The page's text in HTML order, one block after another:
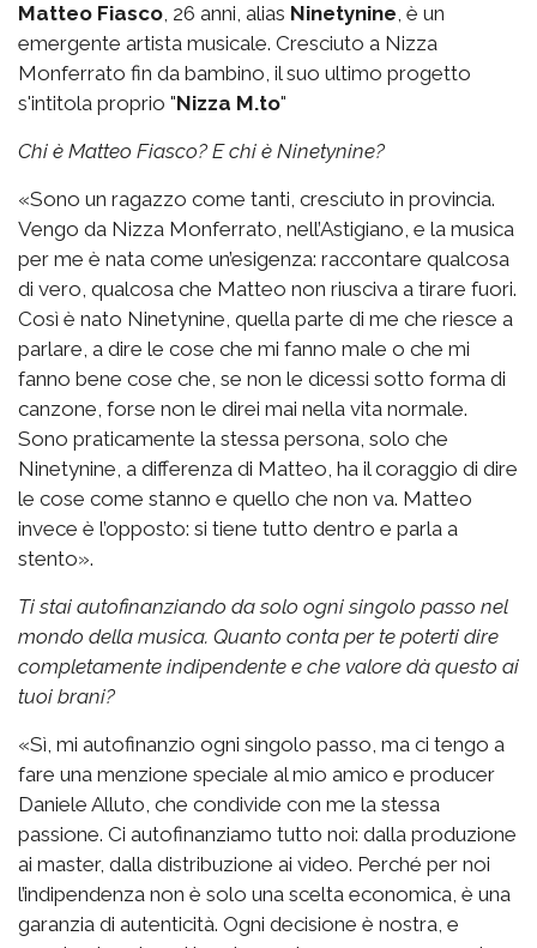
Matteo Fiasco, 26 anni, alias Ninetynine, è un
emergente artista musicale. Cresciuto a Nizza
Monferrato fin da bambino, il suo ultimo progetto
s'intitola proprio "Nizza M.to"
Chi è Matteo Fiasco? E chi è Ninetynine?
«Sono un ragazzo come tanti, cresciuto in provincia.
Vengo da Nizza Monferrato, nell’Astigiano, e la musica
per me è nata come un’esigenza: raccontare qualcosa
di vero, qualcosa che Matteo non riusciva a tirare fuori.
Così è nato Ninetynine, quella parte di me che riesce a
parlare, a dire le cose che mi fanno male o che mi
fanno bene cose che, se non le dicessi sotto forma di
canzone, forse non le direi mai nella vita normale.
Sono praticamente la stessa persona, solo che
Ninetynine, a differenza di Matteo, ha il coraggio di dire
le cose come stanno e quello che non va. Matteo
invece è l’opposto: si tiene tutto dentro e parla a
stento».
Ti stai autofinanziando da solo ogni singolo passo nel
mondo della musica. Quanto conta per te poterti dire
completamente indipendente e che valore dà questo ai
tuoi brani?
«Sì, mi autofinanzio ogni singolo passo, ma ci tengo a
fare una menzione speciale al mio amico e producer
Daniele Alluto, che condivide con me la stessa
passione. Ci autofinanziamo tutto noi: dalla produzione
ai master, dalla distribuzione ai video. Perché per noi
l’indipendenza non è solo una scelta economica, è una
garanzia di autenticità. Ogni decisione è nostra, e